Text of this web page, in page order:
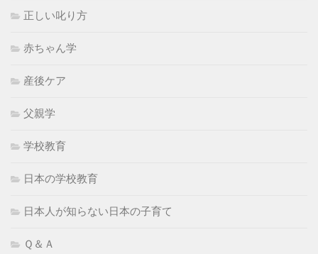
正しい叱り方
赤ちゃん学
産後ケア
父親学
学校教育
日本の学校教育
日本人が知らない日本の子育て
Ｑ＆Ａ